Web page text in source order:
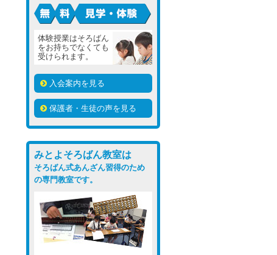
体験授業はそろばん
をお持ちでなくても
受けられます。
入会案内を見る
保護者・生徒の声を見る
みとよそろばん教室は
そろばん式あんざん習得のため
の専門教室です。